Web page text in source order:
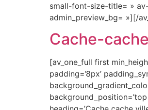
small-font-size-title= »
admin_preview_bg= »][/
Cache-
[av_one_full first
padding=’8px’